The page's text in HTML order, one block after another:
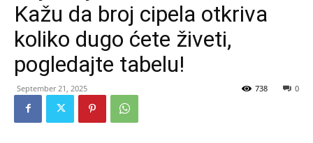
Kažu da broj cipela otkriva
koliko dugo ćete živeti,
pogledajte tabelu!
September 21, 2025 0
738